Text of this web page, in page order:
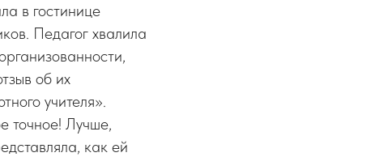
в гостинице
Педагог хвалила
об их
учителя».
точное! Лучше,
как ей